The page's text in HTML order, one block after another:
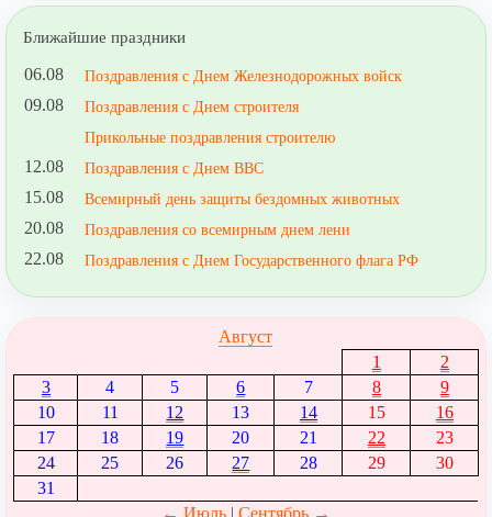
Ближайшие праздники
06.08 Поздравления с Днем Железнодорожных войск
09.08
Поздравления с Днем строителя
Прикольные поздравления строителю
12.08 Поздравления с Днем ВВС
15.08 Всемирный день защиты бездомных животных
20.08 Поздравления со всемирным днем лени
22.08 Поздравления с Днем Государственного флага РФ
Август
1
2
3
4 5 6 7 8
9
10
11 12 13 14 15
16
17
18 19 20 21 22
23
24
25 26 27 28 29
30
31
← Июль| Сентябрь →